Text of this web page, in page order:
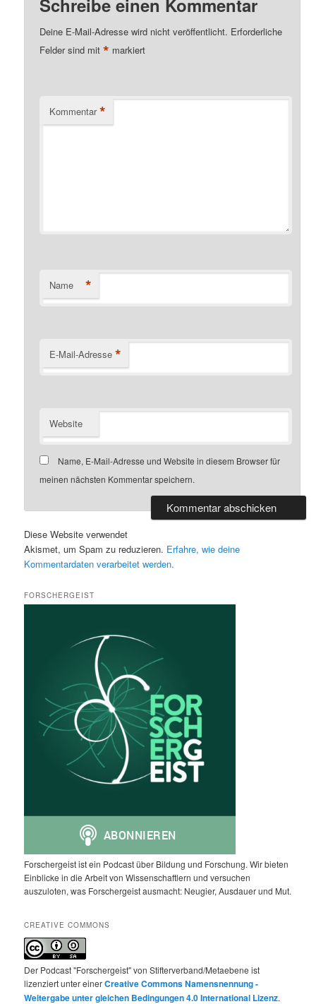
Schreibe einen Kommentar
Deine E-Mail-Adresse wird nicht veröffentlicht. Erforderliche
Felder sind mit* markiert
Kommentar *
Name *
E-Mail-Adresse *
Website
Name, E-Mail-Adresse und Website in diesem Browser für
meinen nächsten Kommentar speichern.
Diese Website verwendet
Akismet, um Spam zu reduzieren. Erfahre, wie deine
Kommentardaten verarbeitet werden.
FORSCHERGEIST
Forschergeist ist ein Podcast über Bildung und Forschung. Wir bieten
Einblicke in die Arbeit von Wissenschaftlern und versuchen
auszuloten, was Forschergeist ausmacht: Neugier, Ausdauer und Mut.
CREATIVE COMMONS
Der Podcast "Forschergeist" von Stifterverband/Metaebene ist
lizenziert unter einerCreative Commons Namensnennung -
Weitergabe unter gleichen Bedingungen 4.0 International Lizenz.